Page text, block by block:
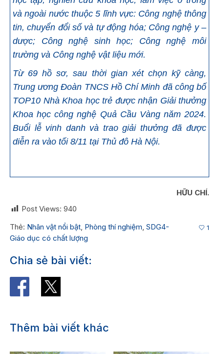
và ngoài nước thuộc 5 lĩnh vực: Công nghệ thông
tin, chuyển đổi số và tự động hóa; Công nghệ y –
dược; Công nghệ sinh học; Công nghệ môi
trường và Công nghệ vật liệu mới.
Từ 69 hồ sơ, sau thời gian xét chọn kỹ càng,
Trung ương Đoàn TNCS Hồ Chí Minh đã công bố
TOP10 Nhà Khoa học trẻ được nhận Giải thưởng
Khoa học công nghệ Quả Cầu Vàng năm 2024.
Buổi lễ vinh danh và trao giải thưởng đã được
diễn ra vào tối 8/11 tại Thủ đô Hà Nội.
HỮU CHÍ.
Post Views: 940
Thẻ: Nhân vật nổi bật Phòng thí nghiệm SDG4-
Giáo dục có chất lượng
1
Chia sẻ bài viết:
Thêm bài viết khác